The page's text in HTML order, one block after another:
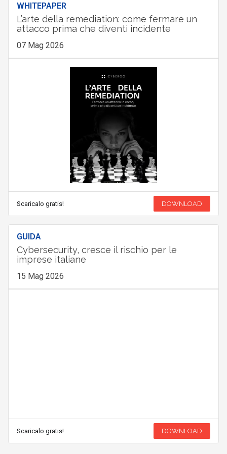
WHITEPAPER
L’arte della remediation: come fermare un
attacco prima che diventi incidente
07 Mag 2026
Scaricalo gratis! DOWNLOAD
GUIDA
Cybersecurity, cresce il rischio per le
imprese italiane
15 Mag 2026
Scaricalo gratis! DOWNLOAD